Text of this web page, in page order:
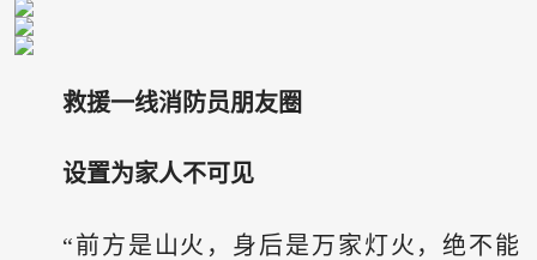
救援一线消防员朋友圈
设置为家人不可见
“前方是山火，身后是万家灯火，绝不能